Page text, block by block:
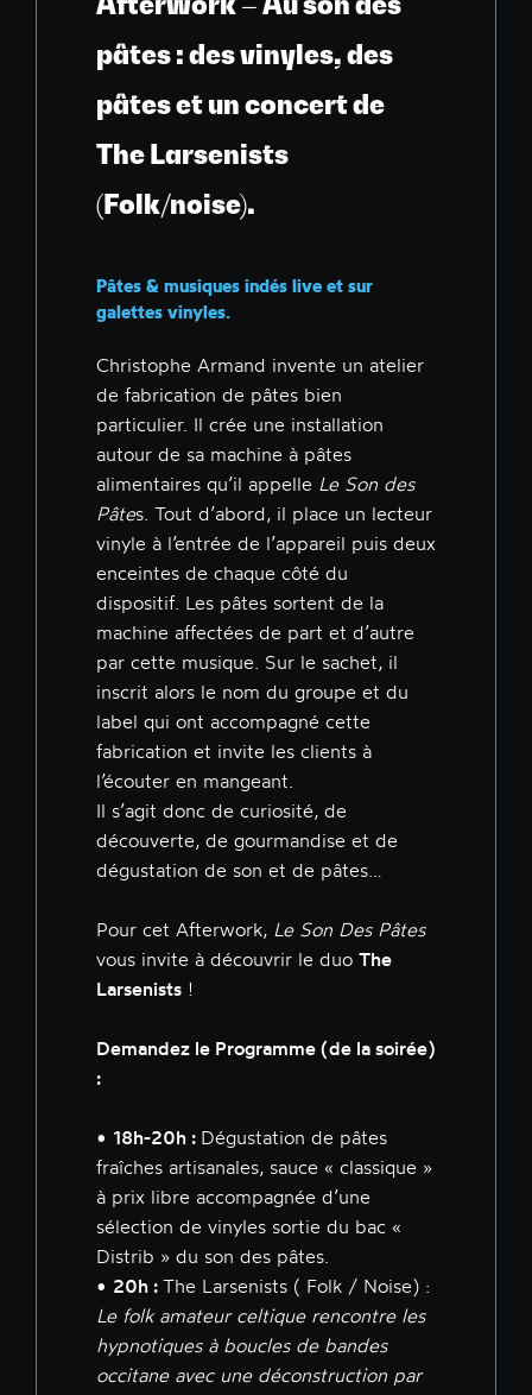
pâtes : des vinyles, des
pâtes et un concert de
The Larsenists
(Folk/noise).
Pâtes & musiques indés live et sur
galettes vinyles.
Christophe Armand invente un atelier
de fabrication de pâtes bien
particulier. Il crée une installation
autour de sa machine à pâtes
alimentaires qu’il appelle Le Son des
Pâtes. Tout d’abord, il place un lecteur
vinyle à l’entrée de l’appareil puis deux
enceintes de chaque côté du
dispositif. Les pâtes sortent de la
machine affectées de part et d’autre
par cette musique. Sur le sachet, il
inscrit alors le nom du groupe et du
label qui ont accompagné cette
fabrication et invite les clients à
l’écouter en mangeant.
Il s’agit donc de curiosité, de
découverte, de gourmandise et de
dégustation de son et de pâtes…
Pour cet Afterwork, Le Son Des Pâtes
vous invite à découvrir le duo The
Larsenists !
Demandez le Programme (de la soirée)
:
• 18h-20h : Dégustation de pâtes
fraîches artisanales, sauce « classique »
à prix libre accompagnée d’une
sélection de vinyles sortie du bac «
Distrib » du son des pâtes.
• 20h : The Larsenists ( Folk / Noise) :
Le folk amateur celtique rencontre les
hypnotiques à boucles de bandes
occitane avec une déconstruction par